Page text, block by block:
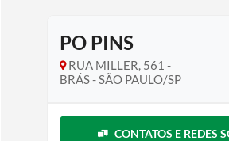
PO PINS
RUA MILLER, 561 -
BRÁS - SÃO PAULO/SP
CONTATOS E REDES